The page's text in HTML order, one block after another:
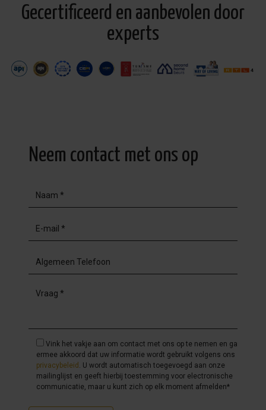
Gecertificeerd en aanbevolen door
experts
Neem contact met ons op
Vink het vakje aan om contact met ons op te nemen en ga
ermee akkoord dat uw informatie wordt gebruikt volgens ons
privacybeleid . U wordt automatisch toegevoegd aan onze
mailinglijst en geeft hierbij toestemming voor electronische
communicatie, maar u kunt zich op elk moment afmelden*